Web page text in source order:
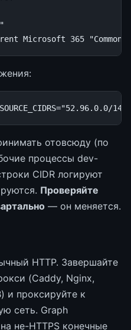
Microsoft 365 "Common"
="52.96.0.0/
отовсюду (по
процессы dev-
CIDR логируют
Проверяйте
— он меняется.
HTTP. Завершайте
(Caddy, Nginx,
и проксируйте к
сеть. Graph
не-HTTPS конечные